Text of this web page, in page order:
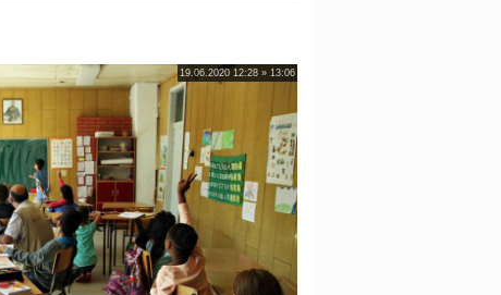
19.06.2020 12:28 » 13:06